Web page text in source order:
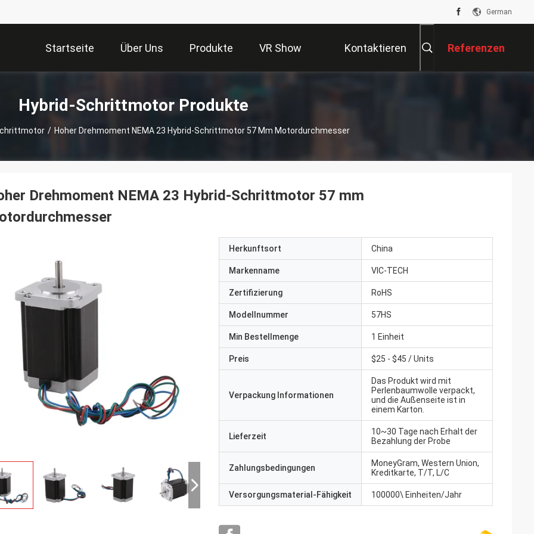
German
Startseite Über Uns Produkte VR Show Kontaktieren Referenzen
Hybrid-Schrittmotor Produkte
/ Hoher Drehmoment NEMA 23 Hybrid-Schrittmotor 57 Mm Motordurchmesser
Drehmoment NEMA 23 Hybrid-Schrittmotor 57 mm
Herkunftsort China
Markenname VIC-TECH
Zertifizierung RoHS
Modellnummer 57HS
Min Bestellmenge 1 Einheit
Preis $25 - $45 / Units
Verpackung Informationen
Das Produkt wird mit
Perlenbaumwolle verpackt,
und die Außenseite ist in
einem Karton.
Lieferzeit
10~30 Tage nach Erhalt der
Bezahlung der Probe
Zahlungsbedingungen
MoneyGram, Western Union,
Kreditkarte, T/T, L/C
Versorgungsmaterial-Fähigkeit 100000\ Einheiten/Jahr